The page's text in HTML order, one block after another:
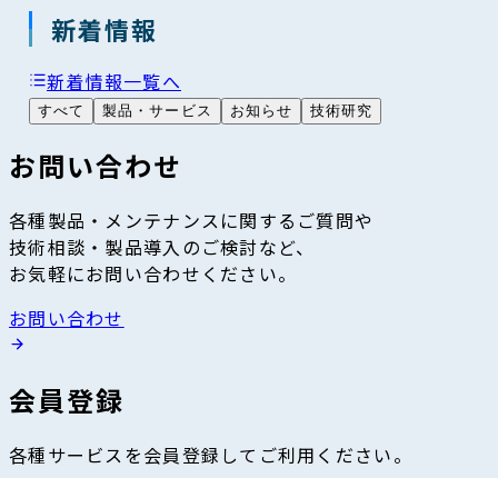
新着情報
新着情報一覧へ
すべて 製品・サービス お知らせ 技術研究
お問い合わせ
各種製品・メンテナンスに関するご質問や
技術相談・製品導入のご検討など、
お気軽にお問い合わせください。
お問い合わせ
会員登録
各種サービスを会員登録してご利用ください。